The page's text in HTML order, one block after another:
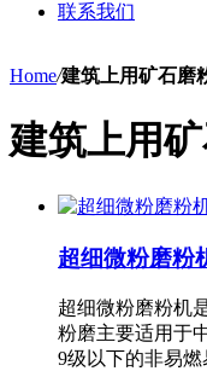
联系我们
Home/建筑上用矿石磨
建筑上用
超细微粉磨粉
超细微粉磨粉机
粉磨主要适用于
9级以下的非易